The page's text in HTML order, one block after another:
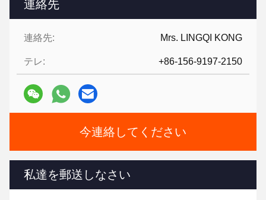
連絡先
連絡先: Mrs. LINGQI KONG
テレ: +86-156-9197-2150
今連絡してください
私達を郵送しなさい